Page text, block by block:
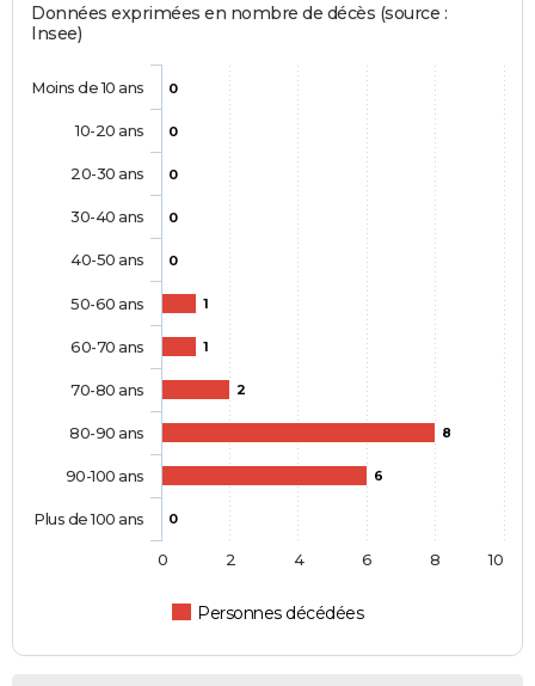
Données exprimées en nombre de décès (source :
Insee)
0
0
0
0
0
1
1
2
8
6
0
Personnes décédées
Moins de 10 ans
10-20 ans
20-30 ans
30-40 ans
40-50 ans
50-60 ans
60-70 ans
70-80 ans
80-90 ans
90-100 ans
Plus de 100 ans
0 2 4 6 8 10